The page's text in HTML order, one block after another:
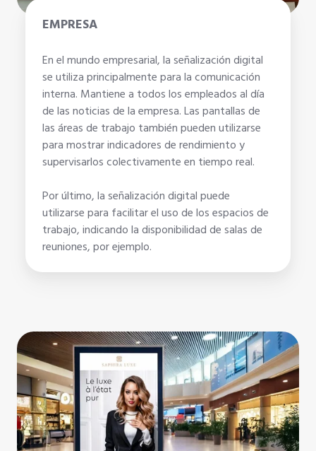
EMPRESA
En el mundo empresarial, la señalización digital
se utiliza principalmente para la comunicación
interna. Mantiene a todos los empleados al día
de las noticias de la empresa. Las pantallas de
las áreas de trabajo también pueden utilizarse
para mostrar indicadores de rendimiento y
supervisarlos colectivamente en tiempo real.
Por último, la señalización digital puede
utilizarse para facilitar el uso de los espacios de
trabajo, indicando la disponibilidad de salas de
reuniones, por ejemplo.